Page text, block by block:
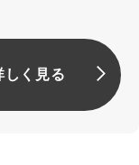
しく見る